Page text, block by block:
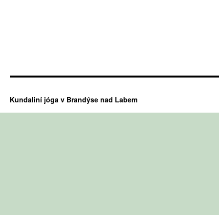
Kundaliní jóga v Brandýse nad Labem